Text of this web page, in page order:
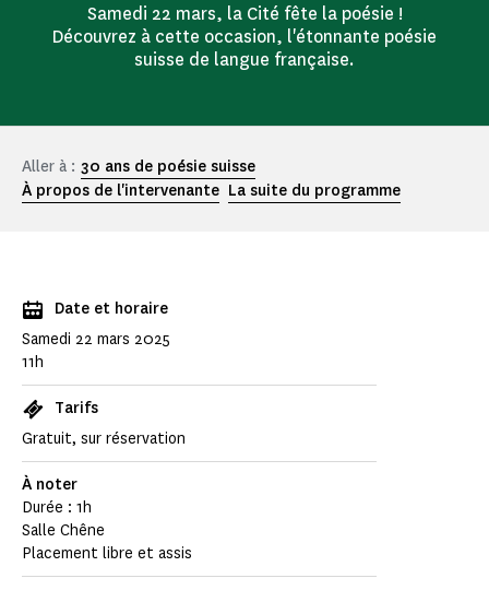
Samedi 22 mars, la Cité fête la poésie !
Découvrez à cette occasion, l'étonnante poésie
suisse de langue française.
Aller à : 30 ans de poésie suisse
À propos de l'intervenante La suite du programme
Date et horaire
Samedi 22 mars 2025
11h
Tarifs
Gratuit, sur réservation
À noter
Durée : 1h
Salle Chêne
Placement libre et assis